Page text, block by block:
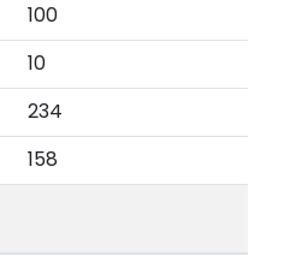
100
10
234
158